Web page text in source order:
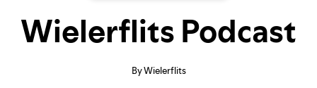
Wielerflits Podcast
By Wielerflits